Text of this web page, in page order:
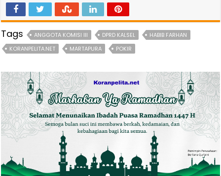
Tags ANGGOTA KOMISI III DPRD KALSEL
HABIB FARHAN
KORANPELITA.NET
MARTAPURA POKIR